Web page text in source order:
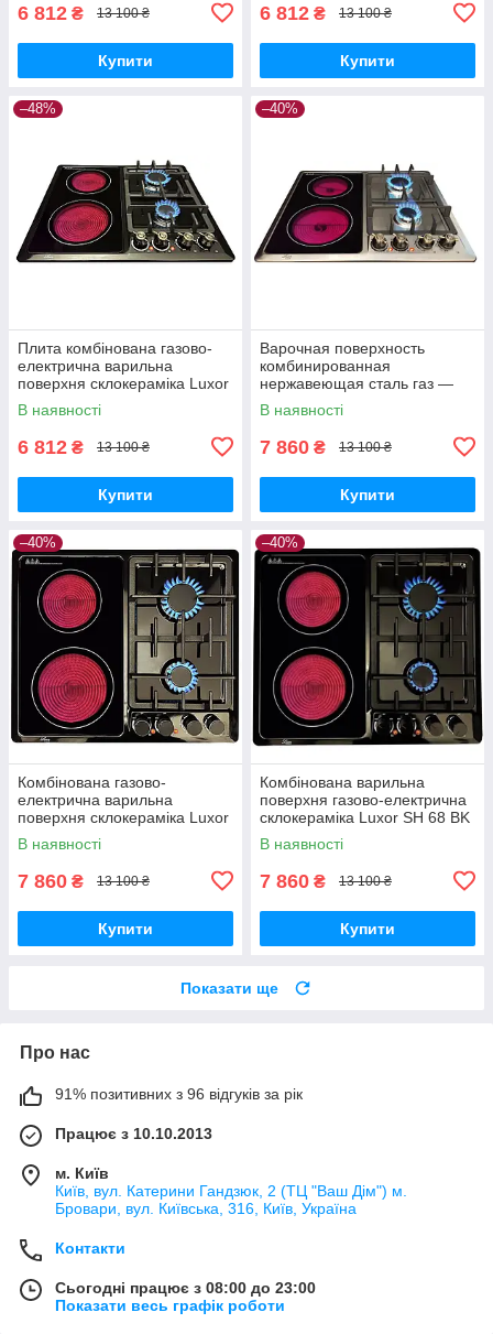
6 812 ₴ 13 100 ₴
Купити
6 812 ₴ 13 100 ₴
Купити
–48%
Плита комбінована газово-
електрична варильна
поверхня склокераміка Luxor
SH 68 BK Німеччина
В наявності
6 812 ₴ 13 100 ₴
Купити
–40%
Варочная поверхность
комбинированная
нержавеющая сталь газ —
электро HI Light
стеклокерамика Luxor SH 68
В наявності
7 860 ₴ 13 100 ₴
Купити
–40%
Комбінована газово-
електрична варильна
поверхня склокераміка Luxor
SH 68 BK.
В наявності
7 860 ₴ 13 100 ₴
Купити
–40%
Комбінована варильна
поверхня газово-електрична
склокераміка Luxor SH 68 BK
В наявності
7 860 ₴ 13 100 ₴
Купити
Показати ще
Про нас
91% позитивних з 96 відгуків за рік
Працює з 10.10.2013
м. Київ
Київ, вул. Катерини Гандзюк, 2 (ТЦ "Ваш Дім") м.
Бровари, вул. Київська, 316, Київ, Україна
Контакти
Сьогодні працює з 08:00 до 23:00
Показати весь графік роботи